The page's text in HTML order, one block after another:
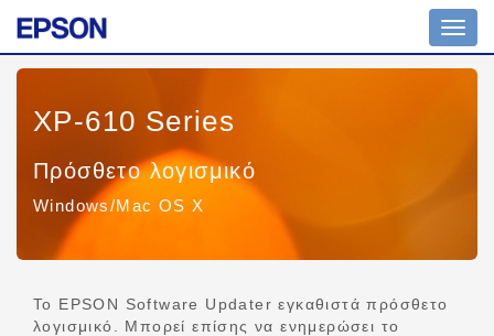
XP-610 Series
Πρόσθετο λογισμικό
Windows/Mac OS X
Το EPSON Software Updater εγκαθιστά πρόσθετο
λογισμικό. Μπορεί επίσης να ενημερώσει το